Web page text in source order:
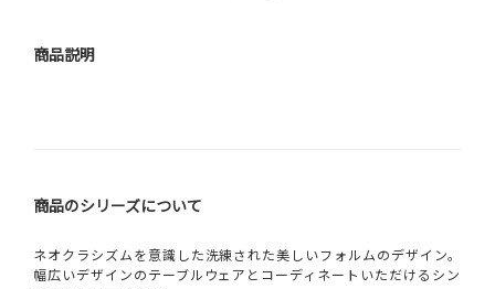
商品説明
商品のシリーズについて
ネオクラシズムを意識した洗練された美しいフォルムのデザイン。
幅広いデザインのテーブルウェアとコーディネートいただけるシン